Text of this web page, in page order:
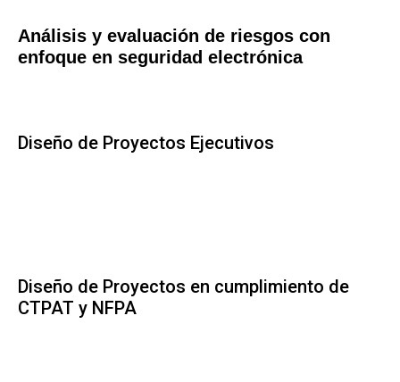
Análisis y evaluación de riesgos con
enfoque en seguridad electrónica
Diseño de Proyectos Ejecutivos
Diseño de Proyectos en cumplimiento de
CTPAT y NFPA